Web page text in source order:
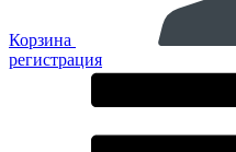
Корзина
регистрация